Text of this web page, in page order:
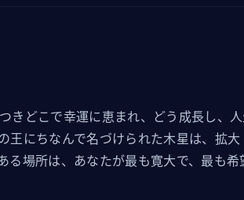
きどこで幸運に恵まれ、どう成長し、
王にちなんで名づけられた木星は、拡
る場所は、あなたが最も寛大で、最も